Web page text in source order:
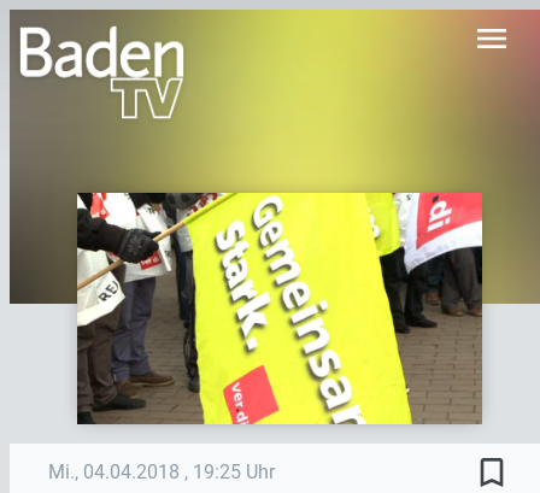
menu
Mi., 04.04.2018 , 19:25 Uhr bookmark_border